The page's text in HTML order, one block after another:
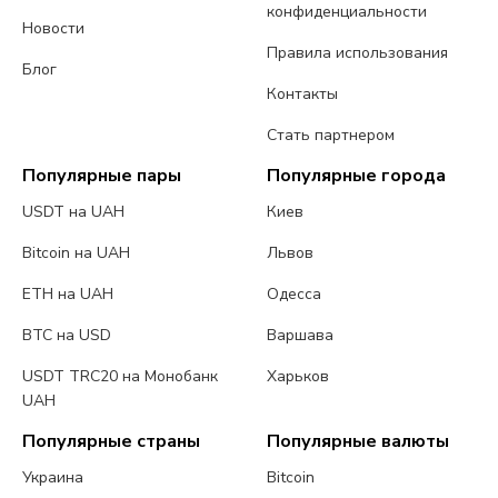
Новости
Блог
конфиденциальности
Правила использования
Контакты
Стать партнером
Популярные пары
USDT на UAH
Bitcoin на UAH
ETH на UAH
BTC на USD
USDT TRC20 на Монобанк
UAH
Популярные города
Киев
Львов
Одесса
Варшава
Харьков
Популярные страны
Украина
Популярные валюты
Bitcoin